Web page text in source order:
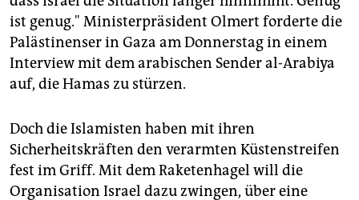
ist genug." Ministerpräsident Olmert forderte die
Palästinenser in Gaza am Donnerstag in einem
Interview mit dem arabischen Sender al-Arabiya
auf, die Hamas zu stürzen.
Doch die Islamisten haben mit ihren
Sicherheitskräften den verarmten Küstenstreifen
fest im Griff. Mit dem Raketenhagel will die
Organisation Israel dazu zwingen, über eine